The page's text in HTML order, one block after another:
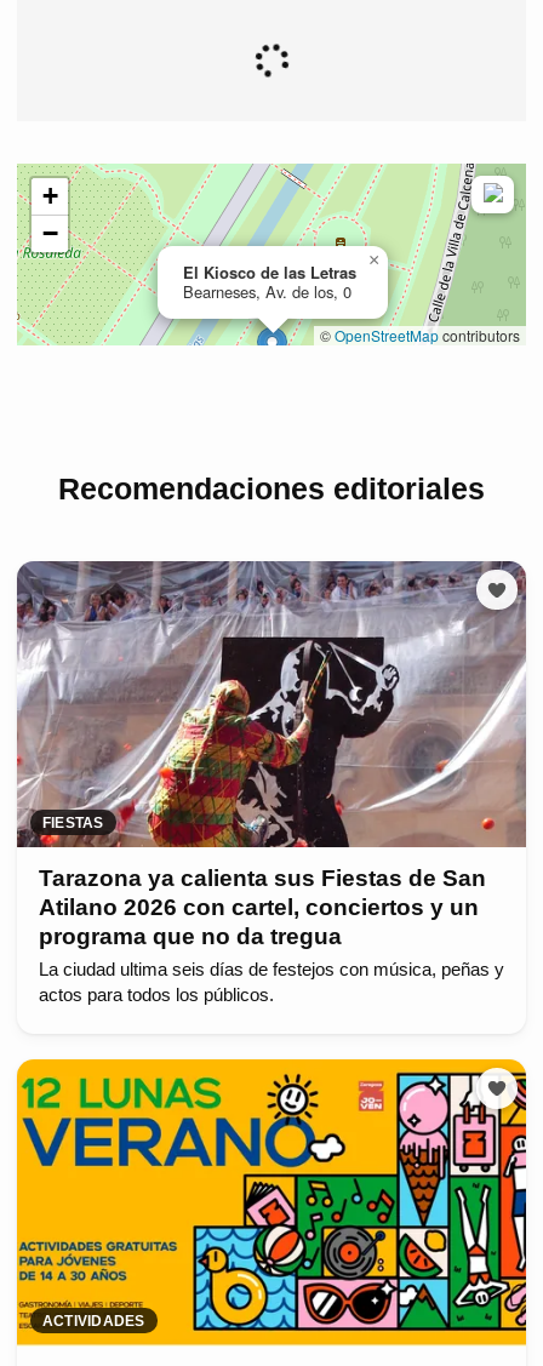
Recomendaciones editoriales
FIESTAS
Tarazona ya calienta sus Fiestas de San
Atilano 2026 con cartel, conciertos y un
programa que no da tregua
La ciudad ultima seis días de festejos con música, peñas y
actos para todos los públicos.
ACTIVIDADES